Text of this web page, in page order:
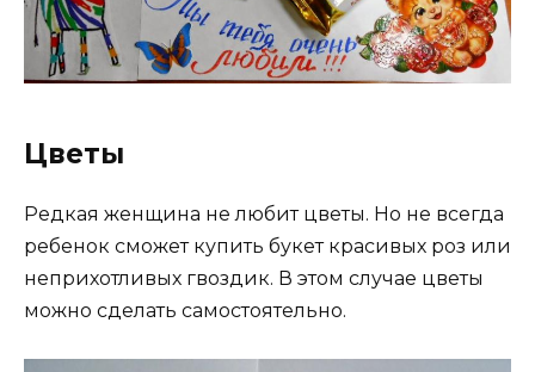
Цветы
Редкая женщина не любит цветы. Но не всегда
ребенок сможет купить букет красивых роз или
неприхотливых гвоздик. В этом случае цветы
можно сделать самостоятельно.